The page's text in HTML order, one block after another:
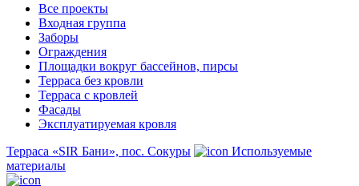
Все проекты
Входная группа
Заборы
Ограждения
Площадки вокруг бассейнов, пирсы
Терраса без кровли
Терраса с кровлей
Фасады
Эксплуатируемая кровля
Терраса «SIR Бани», пос. Сокуры
Используемые
материалы